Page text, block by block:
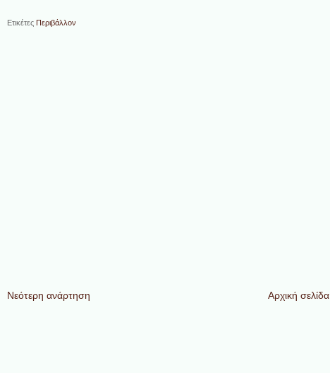
Ετικέτες Περιβάλλον
Νεότερη ανάρτηση Αρχική σελίδα